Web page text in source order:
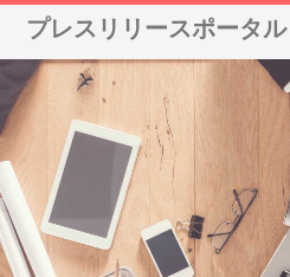
プレスリリースポータル